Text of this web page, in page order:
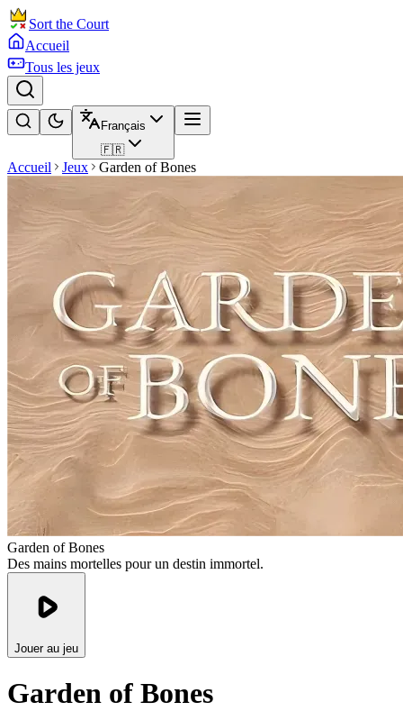
Sort the Court
Accueil
Tous les jeux
Français
🇫🇷
Accueil Jeux Garden of Bones
Garden of Bones
Des mains mortelles pour un destin immortel.
Jouer au jeu
Garden of Bones